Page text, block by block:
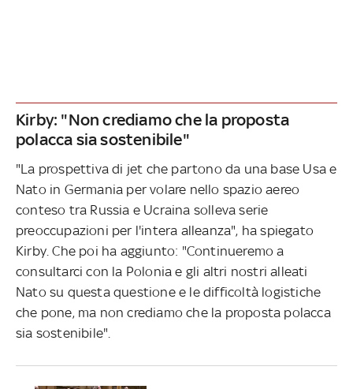
Kirby: "Non crediamo che la proposta
polacca sia sostenibile"
"La prospettiva di jet che partono da una base Usa e
Nato in Germania per volare nello spazio aereo
conteso tra Russia e Ucraina solleva serie
preoccupazioni per l'intera alleanza", ha spiegato
Kirby. Che poi ha aggiunto: "Continueremo a
consultarci con la Polonia e gli altri nostri alleati
Nato su questa questione e le difficoltà logistiche
che pone, ma non crediamo che la proposta polacca
sia sostenibile".